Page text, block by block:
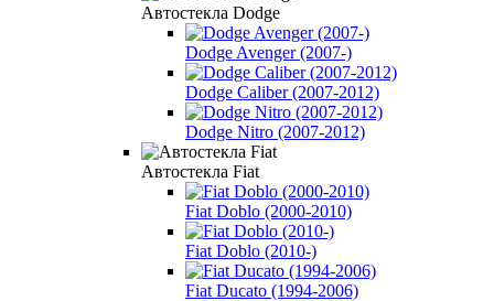
Автостекла Dodge
Dodge Avenger (2007-)
Dodge Caliber (2007-2012)
Dodge Nitro (2007-2012)
Автостекла Fiat
Fiat Doblo (2000-2010)
Fiat Doblo (2010-)
Fiat Ducato (1994-2006)